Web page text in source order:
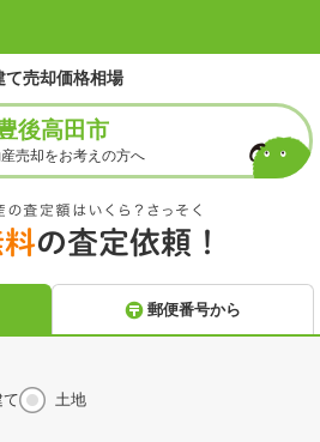
て売却価格相場
後高田市
売却をお考えの方へ
土地